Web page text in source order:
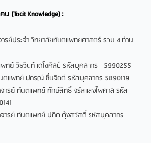
(Tacit Knowledge) :
ย์ประจำ วิทยาลัยทันตแพทยศาสตร์ รวม 4 ท่าน
พทย์ วิธวินท์ เดโชศิลป์ รหัสบุคลากร 5990255
ตแพทย์ ปกรณ์ ชื่นจิตต์ รหัสบุคลากร 5890119
ารย์ ทันตแพทย์ ทักษ์สิทธิ์ จรัสแสงไพศาล รหัส
ารย์ ทันตแพทย์ ปกิต ตุ้งสวัสดิ์ รหัสบุคลากร